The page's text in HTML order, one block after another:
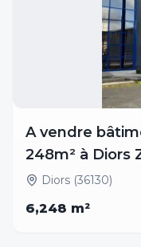
A vendre
248m² à Diors
Diors (36130)
6,248 m²